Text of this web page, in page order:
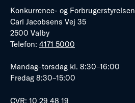
Konkurrence- og Forbrugerstyrelsen
Carl Jacobsens Vej 35
2500 Valby
Telefon: 4171 5000
Mandag–torsdag kl. 8:30–16:00
Fredag 8:30–15:00
CVR: 10 29 48 19